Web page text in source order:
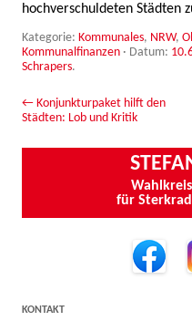
hochverschuldeten Städten
Kategorie: Kommunales, NRW,
Kommunalfinanzen · Datum:
Schrapers.
Beitrags-Navigation
← Konjunkturpaket hilft den
Städten: Lob und Kritik
für
KONTAKT